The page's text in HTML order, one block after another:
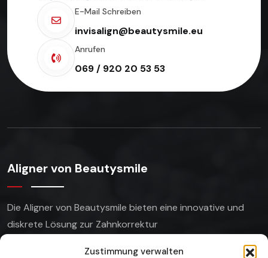
Zustimmung verwalten
E-Mail Schreiben
invisalign@beautysmile.eu
Anrufen
069 / 920 20 53 53
Aligner von Beautysmile
Die Aligner von Beautysmile bieten eine innovative und
diskrete Lösung zur Zahnkorrektur